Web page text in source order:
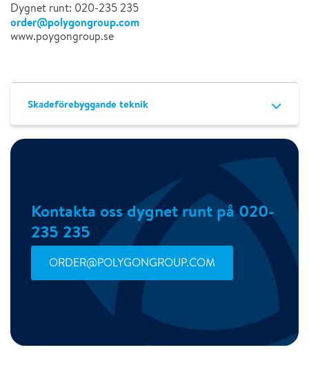
Dygnet runt: 020-235 235
order@polygongroup.com
www.poygongroup.se
Skadeförebyggande teknik
Kontakta oss dygnet runt på 020-
235 235
ORDER@POLYGONGROUP.COM